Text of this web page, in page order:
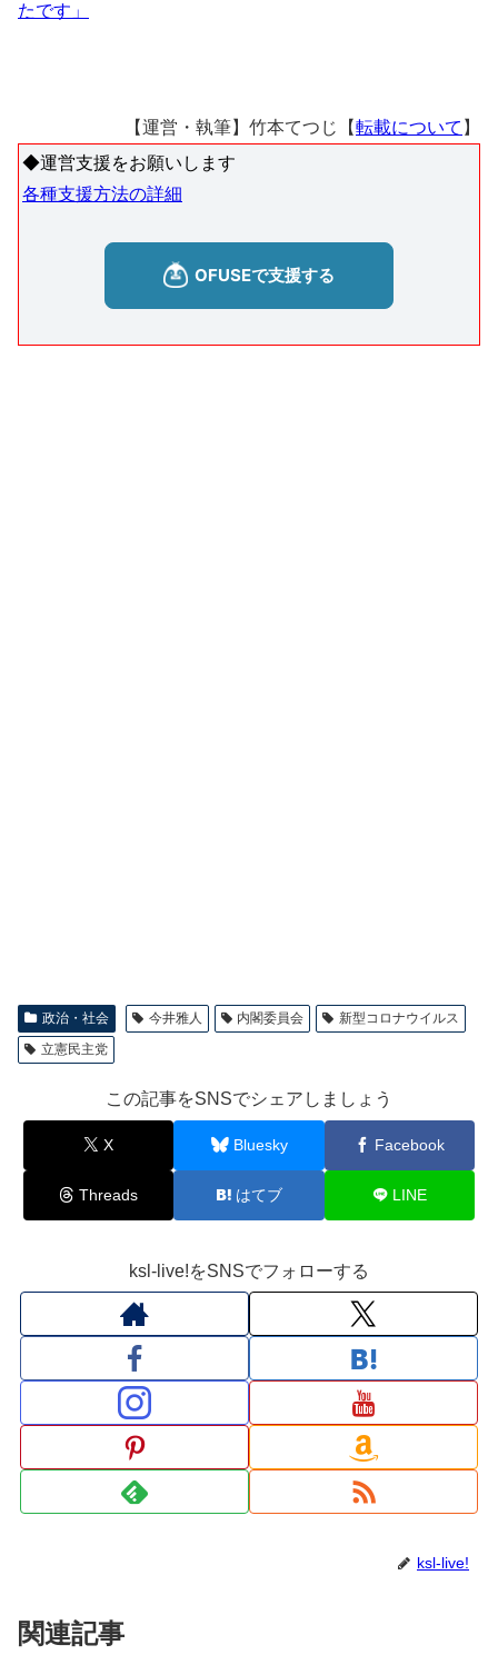
たです」
【運営・執筆】竹本てつじ【転載について 】
◆運営支援をお願いします
各種支援方法の詳細
政治・社会 今井雅人 内閣委員会
新型コロナウイルス
立憲民主党
この記事をSNSでシェアしましょう
X Bluesky Facebook
Threads はてブ LINE
ksl-live!をSNSでフォローする
ksl-live!
関連記事